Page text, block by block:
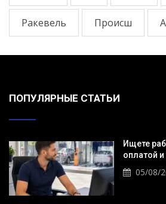
Ракевель Происш
ПОПУЛЯРНЫЕ СТАТЬИ
Ищете
оплатой
05/08/